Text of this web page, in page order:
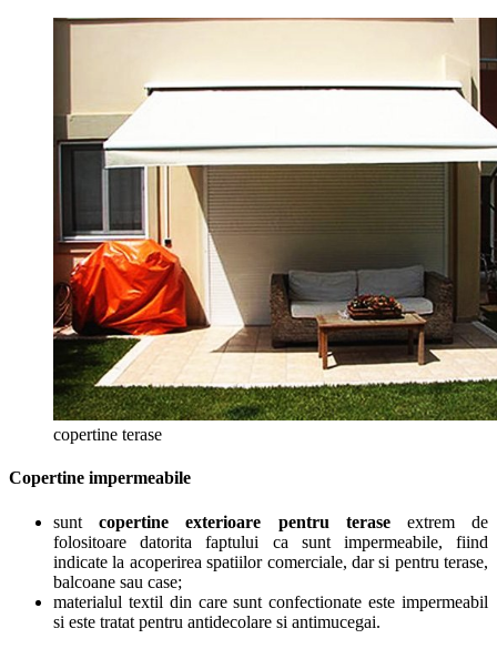
copertine terase
Copertine impermeabile
suntcopertine exterioare pentru teraseextrem de
folositoare datorita faptului ca sunt impermeabile, fiind
indicate la acoperirea spatiilor comerciale, dar si pentru terase,
balcoane sau case;
materialul textil din care sunt confectionate este impermeabil
si este tratat pentru antidecolare si antimucegai.